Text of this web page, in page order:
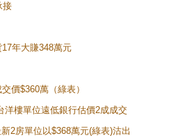
接
年大賺348萬元
價$360萬（綠表）
洋樓單位遠低銀行估價2成成交
2房單位以$368萬元(綠表)沽出